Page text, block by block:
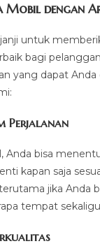
Mobil dengan
untuk
bagi
yang dapat
Perjalanan
Anda bisa
kapan saja
jika Anda
tempat